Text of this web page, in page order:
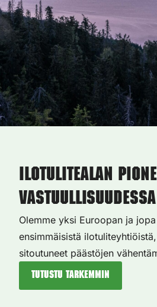
Ilotulitealan
vastuullisuudessa
Olemme yksi Euroopan ja
ensimmäisistä
sitoutuneet päästöjen
Tutustu tarkemmin